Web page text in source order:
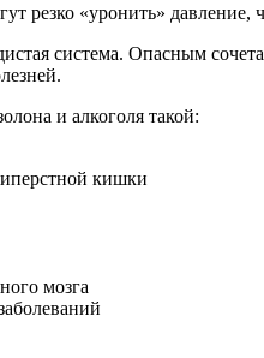
резко «уронить» давление,
система. Опасным
и алкоголя такой:
кишки
мозга